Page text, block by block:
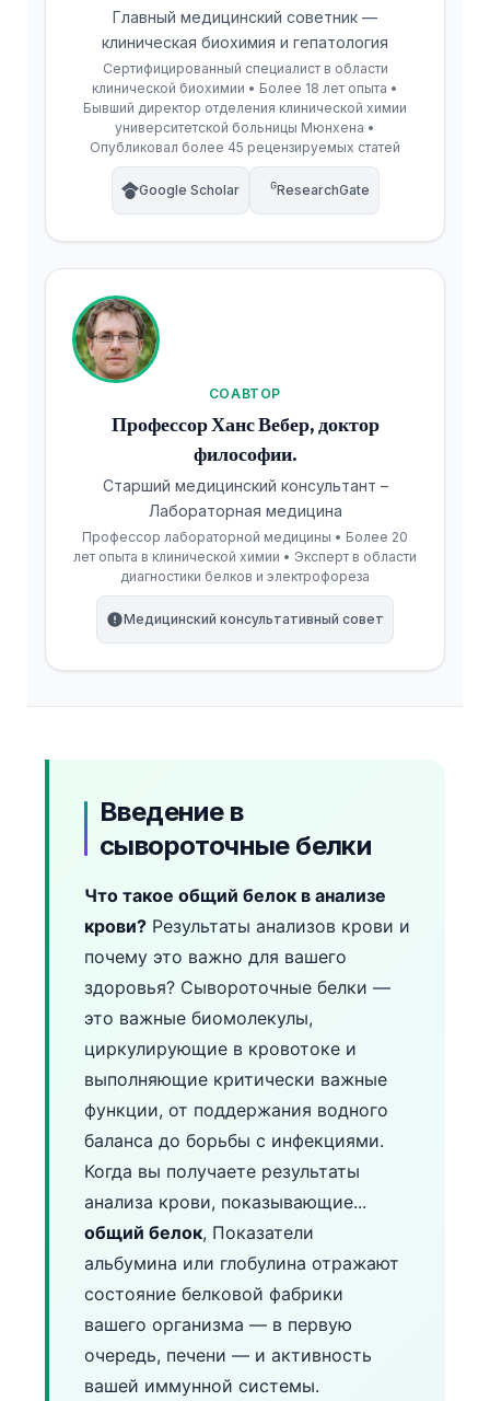
Главный медицинский советник —
клиническая биохимия и гепатология
Сертифицированный специалист в области
клинической биохимии • Более 18 лет опыта •
Бывший директор отделения клинической химии
университетской больницы Мюнхена •
Опубликовал более 45 рецензируемых статей
Google Scholar ResearchGate
СОАВТОР
Профессор Ханс Вебер, доктор
философии.
Старший медицинский консультант –
Лабораторная медицина
Профессор лабораторной медицины • Более 20
лет опыта в клинической химии • Эксперт в области
диагностики белков и электрофореза
Медицинский консультативный совет
Введение в
сывороточные белки
Что такое общий белок в анализе
крови? Результаты анализов крови и
почему это важно для вашего
здоровья? Сывороточные белки —
это важные биомолекулы,
циркулирующие в кровотоке и
выполняющие критически важные
функции, от поддержания водного
баланса до борьбы с инфекциями.
Когда вы получаете результаты
анализа крови, показывающие...
общий белок, Показатели
альбумина или глобулина отражают
состояние белковой фабрики
вашего организма — в первую
очередь, печени — и активность
вашей иммунной системы.